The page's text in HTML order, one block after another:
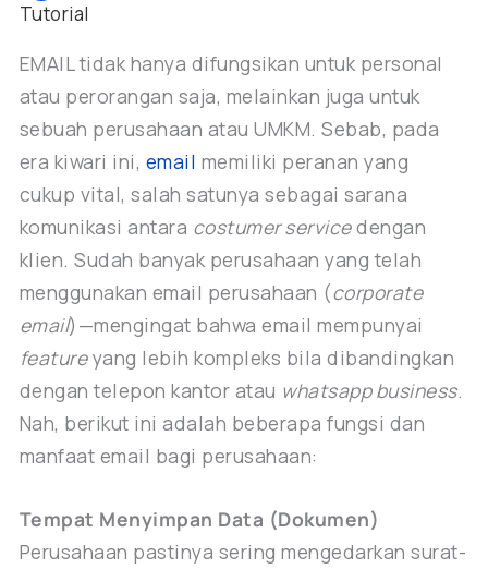
Tutorial
EMAIL tidak hanya difungsikan untuk personal
atau perorangan saja, melainkan juga untuk
sebuah perusahaan atau UMKM. Sebab, pada
era kiwari ini, email memiliki peranan yang
cukup vital, salah satunya sebagai sarana
komunikasi antara costumer servicedengan
klien. Sudah banyak perusahaan yang telah
menggunakan email perusahaan (corporate
email)—mengingat bahwa email mempunyai
featureyang lebih kompleks bila dibandingkan
dengan telepon kantor atau whatsapp business.
Nah, berikut ini adalah beberapa fungsi dan
manfaat email bagi perusahaan:
Tempat Menyimpan Data (Dokumen)
Perusahaan pastinya sering mengedarkan surat-